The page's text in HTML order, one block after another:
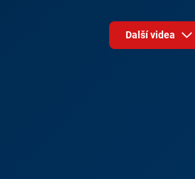
Další videa